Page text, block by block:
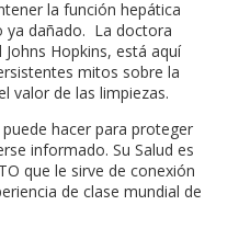
la función hepática
ya dañado. La doctora
Hopkins, está aquí
mitos sobre la
valor de las limpiezas.
hacer para proteger
informado. Su Salud es
que le sirve de conexión
de clase mundial de